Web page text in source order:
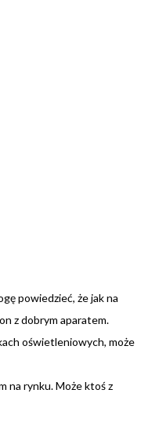
powiedzieć, że jak na
z dobrym aparatem.
oświetleniowych, może
na rynku. Może ktoś z